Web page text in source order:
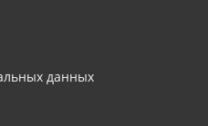
данных